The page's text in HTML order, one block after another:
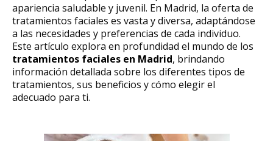
apariencia saludable y juvenil. En Madrid, la oferta de
tratamientos faciales es vasta y diversa, adaptándose
a las necesidades y preferencias de cada individuo.
Este artículo explora en profundidad el mundo de los
tratamientos faciales en Madrid, brindando
información detallada sobre los diferentes tipos de
tratamientos, sus beneficios y cómo elegir el
adecuado para ti.